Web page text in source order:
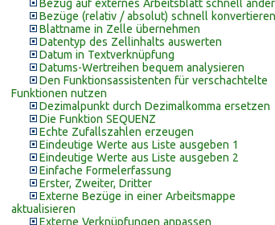
Bezug auf externes Arbeitsblatt schnell
Bezüge (relativ / absolut) schnell konvertieren
Blattname in Zelle übernehmen
Datentyp des Zellinhalts auswerten
Datum in Textverknüpfung
Datums-Wertreihen bequem analysieren
Den Funktionsassistenten für verschachtelte
Funktionen nutzen
Dezimalpunkt durch Dezimalkomma ersetzen
Die Funktion SEQUENZ
Echte Zufallszahlen erzeugen
Eindeutige Werte aus Liste ausgeben 1
Eindeutige Werte aus Liste ausgeben 2
Einfache Formelerfassung
Erster, Zweiter, Dritter
Externe Bezüge in einer Arbeitsmappe
aktualisieren
Externe Verknüpfungen anpassen